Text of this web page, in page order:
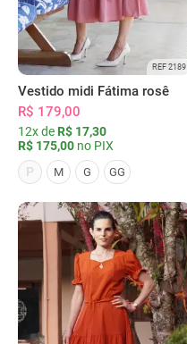
REF 2189
Vestido midi Fátima rosê
R$ 179,00
12x de R$ 17,30
R$ 175,00 no PIX
P
M G GG